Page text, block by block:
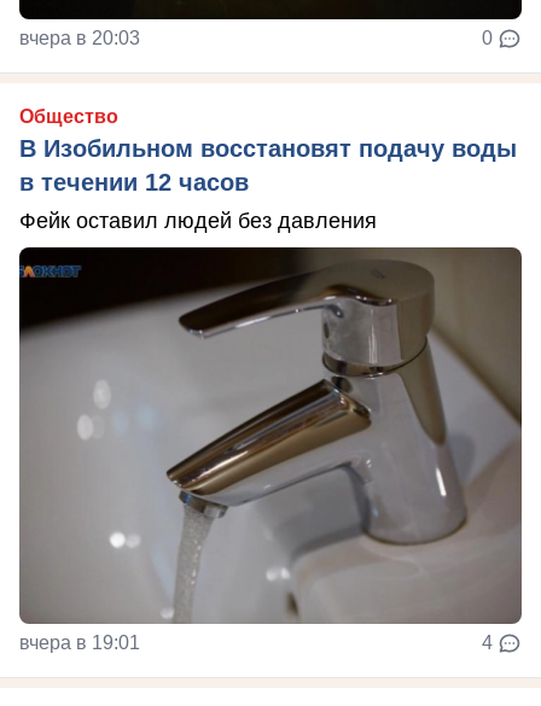
вчера в 20:03 0
Общество
В Изобильном восстановят подачу воды
в течении 12 часов
Фейк оставил людей без давления
вчера в 19:01 4